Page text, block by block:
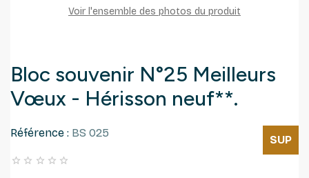
Voir l'ensemble des photos du produit
Bloc souvenir N°25 Meilleurs
Vœux - Hérisson neuf**.
Référence : BS 025
SUP
    